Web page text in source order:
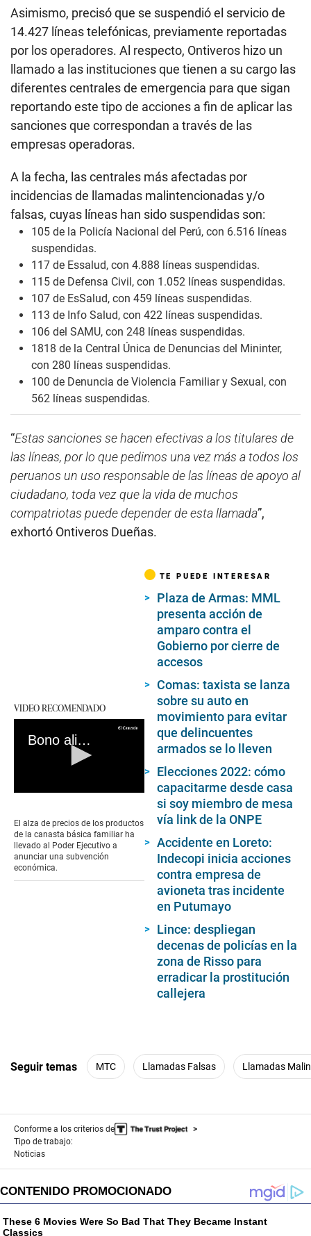
Asimismo, precisó que se suspendió el servicio de
14.427 líneas telefónicas, previamente reportadas
por los operadores. Al respecto, Ontiveros hizo un
llamado a las instituciones que tienen a su cargo las
diferentes centrales de emergencia para que sigan
reportando este tipo de acciones a fin de aplicar las
sanciones que correspondan a través de las
empresas operadoras.
A la fecha, las centrales más afectadas por
incidencias de llamadas malintencionadas y/o
falsas, cuyas líneas han sido suspendidas son:
105 de la Policía Nacional del Perú, con 6.516 líneas
suspendidas.
117 de Essalud, con 4.888 líneas suspendidas.
115 de Defensa Civil, con 1.052 líneas suspendidas.
107 de EsSalud, con 459 líneas suspendidas.
113 de Info Salud, con 422 líneas suspendidas.
106 del SAMU, con 248 líneas suspendidas.
1818 de la Central Única de Denuncias del Mininter,
con 280 líneas suspendidas.
100 de Denuncia de Violencia Familiar y Sexual, con
562 líneas suspendidas.
“Estas sanciones se hacen efectivas a los titulares de
las líneas, por lo que pedimos una vez más a todos los
peruanos un uso responsable de las líneas de apoyo al
ciudadano, toda vez que la vida de muchos
compatriotas puede depender de esta llamada”,
exhortó Ontiveros Dueñas.
VIDEO RECOMENDADO
Bono alimentario 2022: ¿Qué es, quiénes serán los beneficiarios y cuál será el monto?
of
0
seconds
El alza de precios de los productos
de la canasta básica familiar ha
llevado al Poder Ejecutivo a
anunciar una subvención
económica.
TE PUEDE INTERESAR
Plaza de Armas: MML
presenta acción de
amparo contra el
Gobierno por cierre de
accesos
Comas: taxista se lanza
sobre su auto en
movimiento para evitar
que delincuentes
armados se lo lleven
Elecciones 2022: cómo
capacitarme desde casa
si soy miembro de mesa
vía link de la ONPE
Accidente en Loreto:
Indecopi inicia acciones
contra empresa de
avioneta tras incidente
en Putumayo
Lince: despliegan
decenas de policías en la
zona de Risso para
erradicar la prostitución
callejera
Seguir temas MTC Llamadas Falsas Llamadas
Conforme a los criterios de
Tipo de trabajo:
Noticias